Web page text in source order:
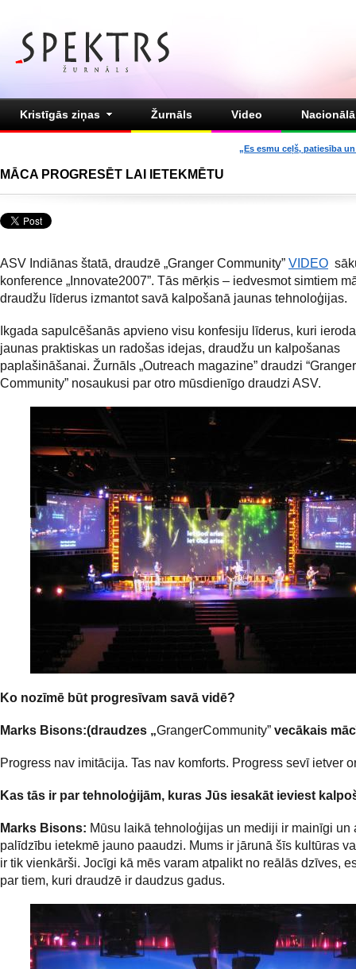
Kristīgās ziņas Žurnāls Video
„Es esmu ceļš, patiesība
MĀCA PROGRESĒT LAI IETEKMĒTU
ASV Indiānas štatā, draudzē „Granger Community” VIDEO
konference „Innovate2007”. Tās mērķis – iedvesmot simtiem
draudžu līderus izmantot savā kalpošanā jaunas tehnoloģijas.
Ikgada sapulcēšanās apvieno visu konfesiju līderus, kuri
jaunas praktiskas un radošas idejas, draudžu un kalpošanas
paplašināšanai. Žurnāls „Outreach magazine” draudzi “Granger
Community” nosaukusi par otro mūsdienīgo draudzi ASV.
Ko nozīmē būt progresīvam savā vidē?
Marks Bisons:(draudzes „GrangerCommunity” vecākais
Progress nav imitācija. Tas nav komforts. Progress sevī ietver
Kas tās ir par tehnoloģijām, kuras Jūs iesakāt ieviest
Marks Bisons: Mūsu laikā tehnoloģijas un mediji ir mainīgi un
palīdzību ietekmē jauno paaudzi. Mums ir jārunā šīs kultūras
ir tik vienkārši. Jocīgi kā mēs varam atpalikt no reālās dzīves,
par tiem, kuri draudzē ir daudzus gadus.